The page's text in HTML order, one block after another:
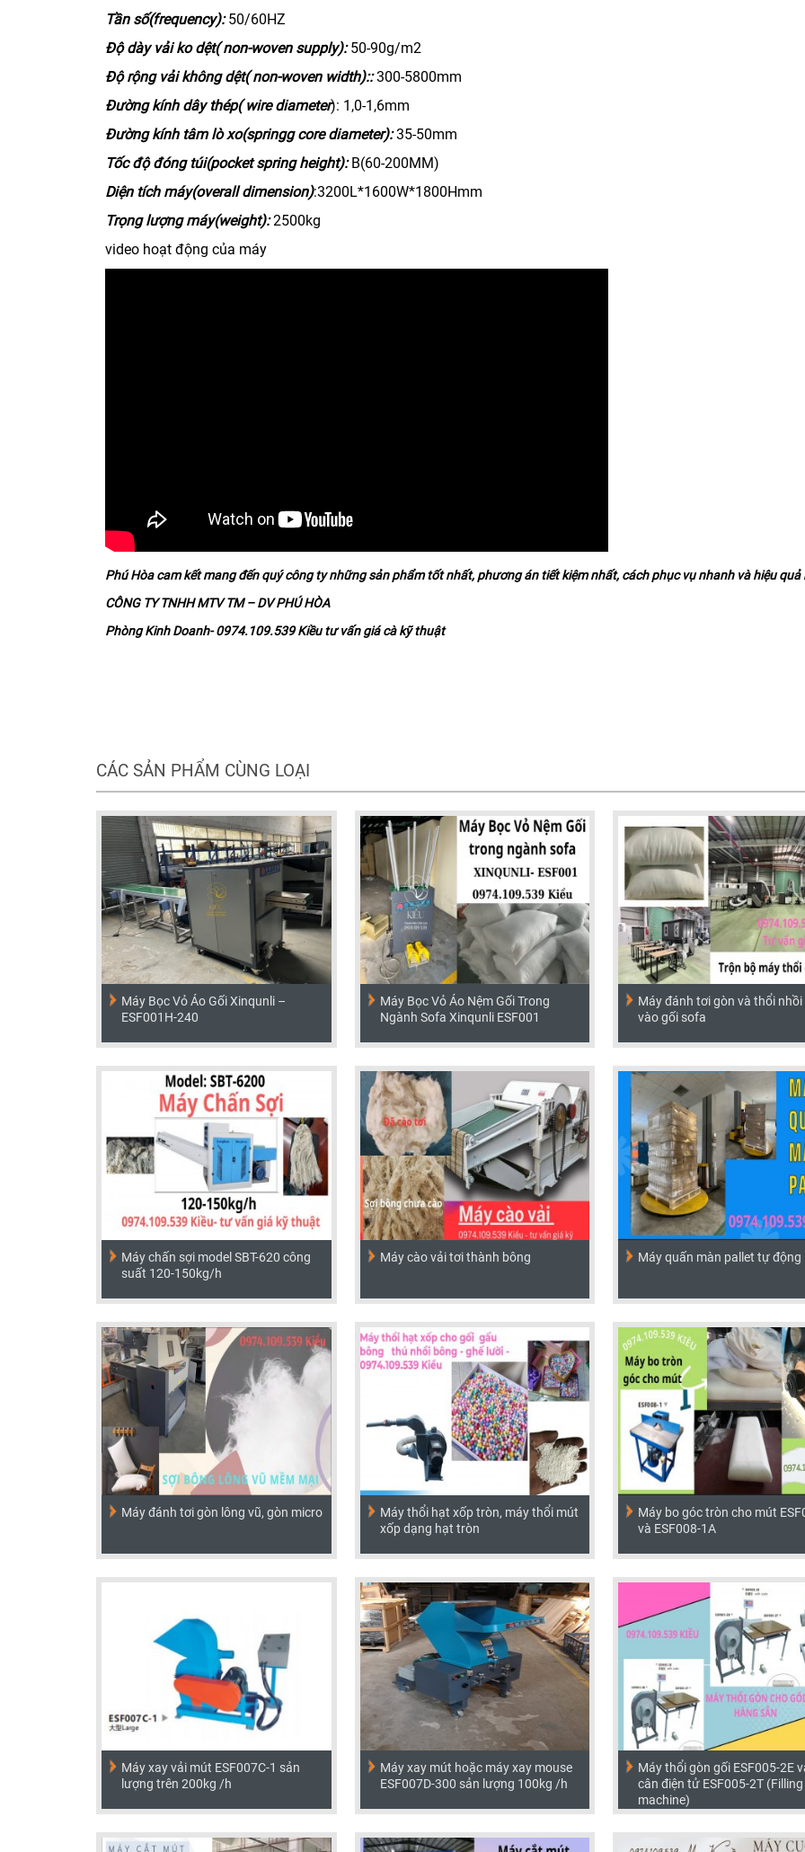
Tần số(frequency):50/60HZ
Độ dày vải ko dệt( non-woven supply):50-90g/m2
Độ rộng vải không dệt( non-woven width)::300-5800mm
Đường kính dây thép( wire diameter): 1,0-1,6mm
Đường kính tâm lò xo(springg core diameter):35-50mm
Tốc độ đóng túi(pocket spring height):B(60-200MM)
Diện tích máy(overall dimension):3200L*1600W*1800Hmm
Trọng lượng máy(weight):2500kg
video hoạt động của máy
Phú Hòa cam kết mang đến quý công ty những sản phẩm tốt nhất, phương án tiết kiệm nhất, cách phục vụ nhanh và hiệu
CÔNG TY TNHH MTV TM – DV PHÚ HÒA
Phòng Kinh Doanh- 0974.109.539 Kiều tư vấn giá cà kỹ thuật
CÁC SẢN PHẨM CÙNG LOẠI
Máy Bọc Vỏ Áo Gối Xinqunli –
ESF001H-240
Máy Bọc Vỏ Áo Nệm Gối Trong
Ngành Sofa Xinqunli ESF001
Máy đánh tơi gòn và thổi nhồi
vào gối sofa
Máy chấn sợi model SBT-620 công
suất 120-150kg/h
Máy cào vải tơi thành bông Máy quấn màn pallet tự động
Máy đánh tơi gòn lông vũ, gòn micro
Máy thổi hạt xốp tròn, máy thổi mút
xốp dạng hạt tròn
Máy bo góc tròn cho mút
và ESF008-1A
Máy xay vải mút ESF007C-1 sản
lượng trên 200kg /h
Máy xay mút hoặc máy xay mouse
ESF007D-300 sản lượng 100kg /h
Máy thổi gòn gối ESF005-2E
cân điện tử ESF005-2T (Filling
machine)